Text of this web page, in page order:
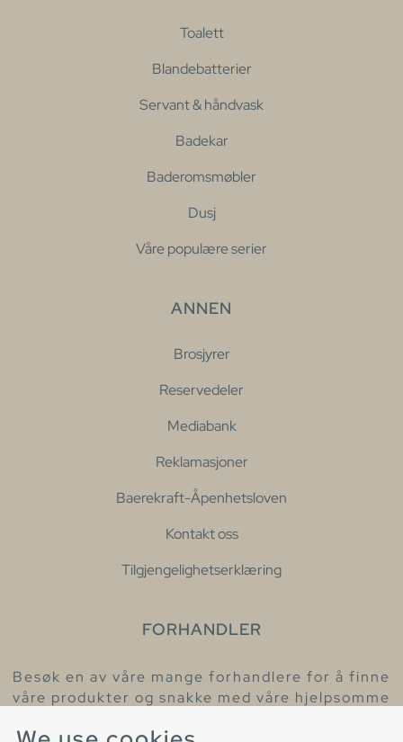
Toalett
Blandebatterier
Servant & håndvask
Badekar
Baderomsmøbler
Dusj
Våre populære serier
ANNEN
Brosjyrer
Reservedeler
Mediabank
Reklamasjoner
Baerekraft-Åpenhetsloven
Kontakt oss
Tilgjengelighetserklæring
FORHANDLER
Besøk en av våre mange forhandlere for å finne
våre produkter og snakke med våre hjelpsomme